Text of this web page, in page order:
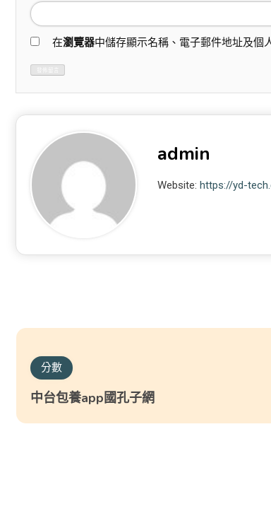
在瀏覽器中儲存顯示名稱、電子郵件地址及個
admin
Website:https://yd-
分數
中台包養app國孔子網